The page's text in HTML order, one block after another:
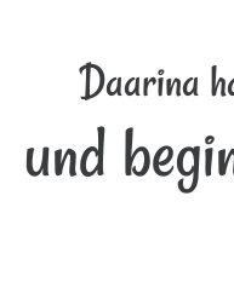
Daarina
und